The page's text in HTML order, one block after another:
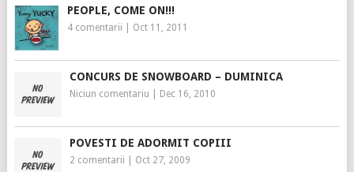
PEOPLE, COME ON!!!
4 comentarii Oct 11, 2011
CONCURS DE SNOWBOARD – DUMINICA
Niciun comentariu Dec 16, 2010
POVESTI DE ADORMIT COPIII
2 comentarii Oct 27, 2009